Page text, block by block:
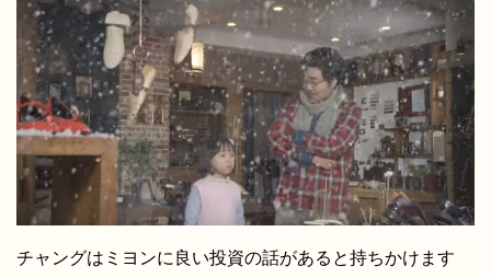
チャングはミヨンに良い投資の話があると持ちかけます